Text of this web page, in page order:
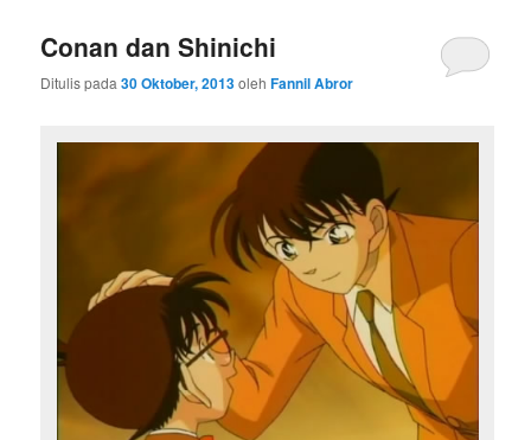
Conan dan Shinichi
Ditulis pada30 Oktober, 2013olehFannil Abror